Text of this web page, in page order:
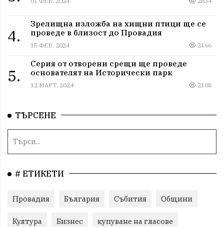
4.
Зрелищна изложба на хищни птици ще се
проведе в близост до Провадия
15 ФЕВ, 2024 2166
5.
Серия от отворени срещи ще проведе
основателят на Исторически парк
12 МАРТ, 2024 2108
ТЪРСЕНЕ
# ЕТИКЕТИ
Провадия България Събития Общини
Култура Бизнес купуване на гласове